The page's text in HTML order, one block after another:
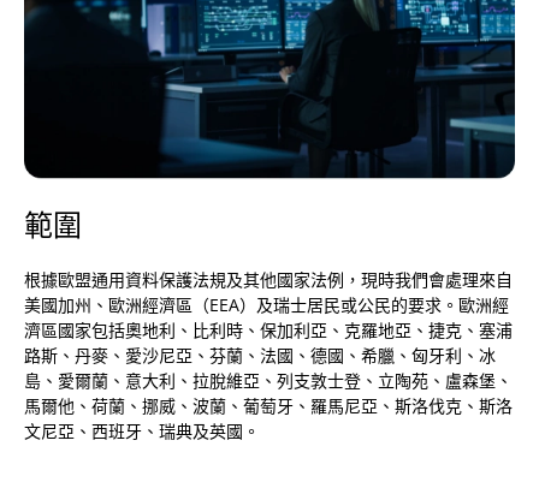
範圍
根據歐盟通用資料保護法規及其他國家法例，現時我們會處理來自
美國加州、歐洲經濟區（EEA）及瑞士居民或公民的要求。歐洲經
濟區國家包括奧地利、比利時、保加利亞、克羅地亞、捷克、塞浦
路斯、丹麥、愛沙尼亞、芬蘭、法國、德國、希臘、匈牙利、冰
島、愛爾蘭、意大利、拉脫維亞、列支敦士登、立陶苑、盧森堡、
馬爾他、荷蘭、挪威、波蘭、葡萄牙、羅馬尼亞、斯洛伐克、斯洛
文尼亞、西班牙、瑞典及英國。